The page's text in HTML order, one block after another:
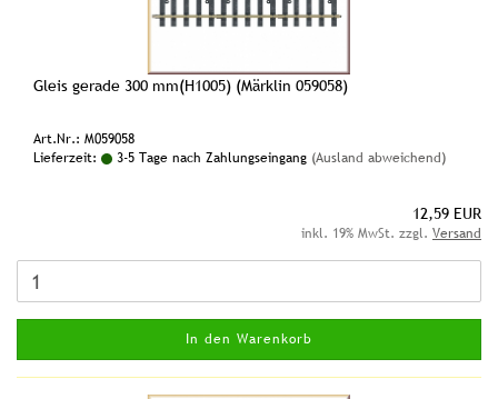
Gleis gerade 300 mm(H1005) (Märklin 059058)
Art.Nr.: M059058
Lieferzeit:
3-5 Tage nach Zahlungseingang (Ausland abweichend)
12,59 EUR
inkl. 19% MwSt. zzgl. Versand
In den Warenkorb